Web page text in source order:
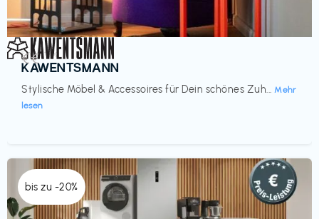
Einrichtung
KAWENTSMANN
Stylische Möbel & Accessoires für Dein schönes Zuh... Mehr
lesen
€€‎
bis zu -20%